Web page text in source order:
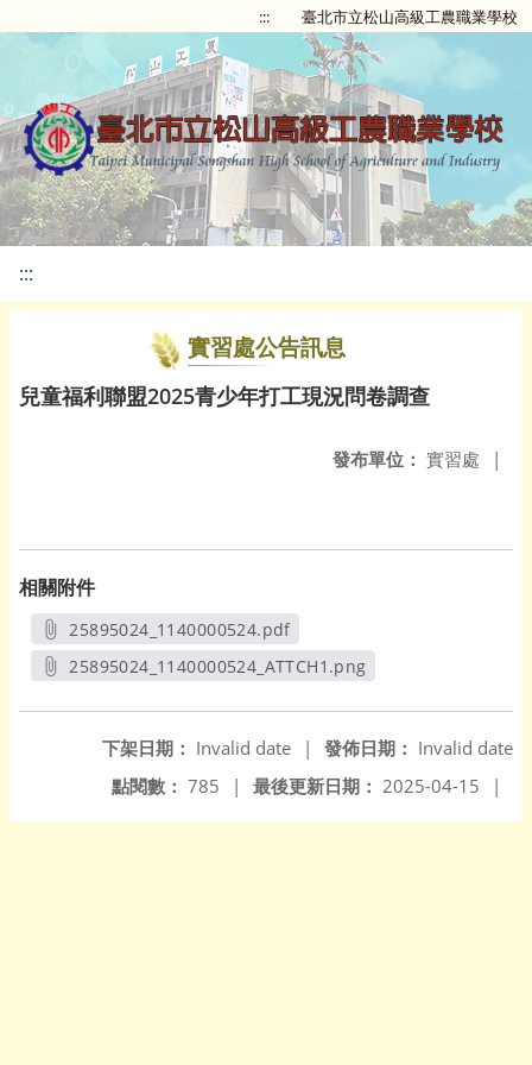
::: 臺北市立松山高級工農職業學校
:::
實習處公告訊息
兒童福利聯盟2025青少年打工現況問卷調查
發布單位： 實習處 |
相關附件
25895024_1140000524.pdf
另開新視窗
25895024_1140000524_ATTCH1.png
發佈日期： Invalid date
下架日期： Invalid date
|
最後更新日期： 2025-04-15 |
點閱數： 785 |